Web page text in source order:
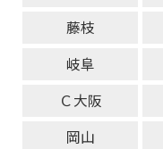
藤枝
岐阜
Ｃ大阪
岡山